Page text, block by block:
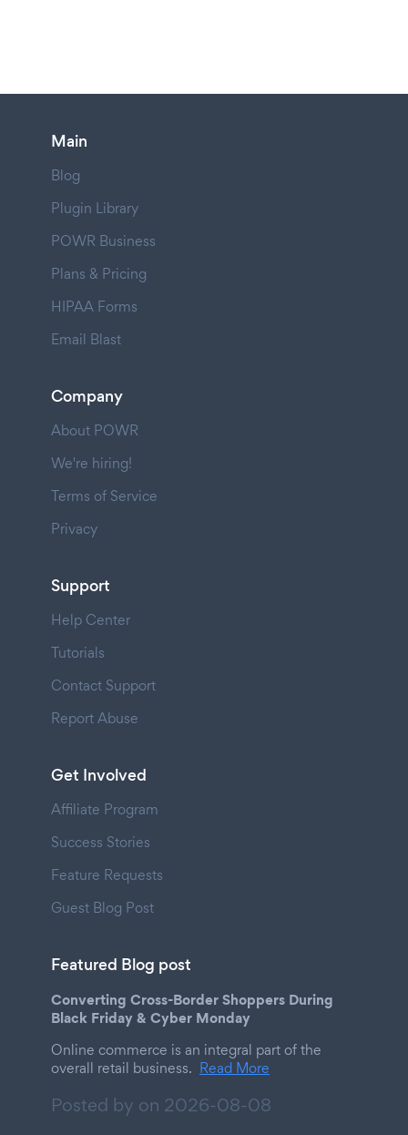
Main
Blog
Plugin Library
POWR Business
Plans & Pricing
HIPAA Forms
Email Blast
Company
About POWR
We're hiring!
Terms of Service
Privacy
Support
Help Center
Tutorials
Contact Support
Report Abuse
Get Involved
Affiliate Program
Success Stories
Feature Requests
Guest Blog Post
Featured Blog post
Converting Cross-Border Shoppers During
Black Friday & Cyber Monday
Online commerce is an integral part of the
overall retail business. Read More
Posted by on 2026-08-08